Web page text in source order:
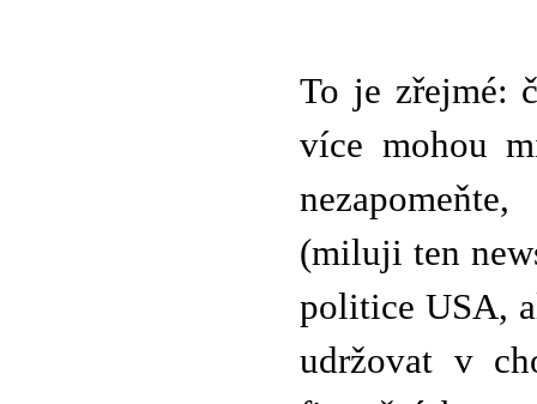
To je zřejmé:
více mohou
(miluji ten
politice USA,
udržovat v